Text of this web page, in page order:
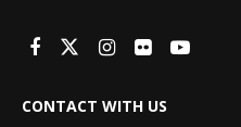
CONTACT WITH US